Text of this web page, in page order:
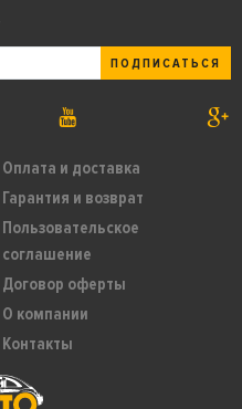
Оплата и доставка
Гарантия и возврат
Пользовательское
соглашение
Договор оферты
О компании
Контакты
ПОДПИСАТЬСЯ